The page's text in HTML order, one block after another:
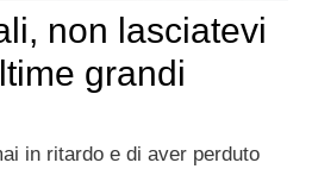
non lasciatevi
grandi
in ritardo e di aver perduto